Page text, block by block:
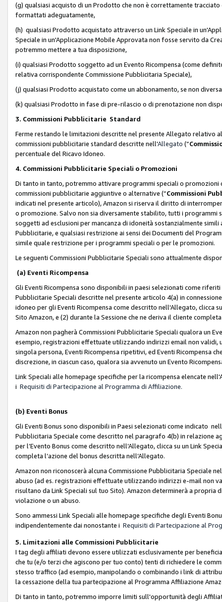
(g) qualsiasi acquisto di un Prodotto che non è correttamente
formattati adeguatamente,
(h) qualsiasi Prodotto acquistato attraverso un Link Speciale in
Speciale in un'Applicazione Mobile Approvata non fosse servito da
potremmo mettere a tua disposizione,
(i) qualsiasi Prodotto soggetto ad un Evento Ricompensa (come
relativa corrispondente Commissione Pubblicitaria Speciale),
(j) qualsiasi Prodotto acquistato come un abbonamento, se non
(k) qualsiasi Prodotto in fase di pre-rilascio o di prenotazione non
3. Commissioni Pubblicitarie Standard
Ferme restando le limitazioni descritte nel presente Allegato relativo
commissioni pubblicitarie standard descritte nell'Allegato (“
percentuale del Ricavo Idoneo.
4. Commissioni Pubblicitarie Speciali o Promozioni
Di tanto in tanto, potremmo attivare programmi speciali o
commissioni pubblicitarie aggiuntive o alternative (“Commissioni
indicati nel presente articolo), Amazon si riserva il diritto di
o promozione. Salvo non sia diversamente stabilito, tutti i
soggetti ad esclusioni per mancanza di idoneità sostanzialmente
Pubblicitarie, e qualsiasi restrizione ai sensi dei Documenti del
simile quale restrizione per i programmi speciali o per le promozioni.
Le seguenti Commissioni Pubblicitarie Speciali sono attualmente
(a) Eventi Ricompensa
Gli Eventi Ricompensa sono disponibili in paesi selezionati come
Pubblicitarie Speciali descritte nel presente articolo 4(a) in
idoneo per gli Eventi Ricompensa come descritto nell'Allegato, clicca
Sito Amazon, e (2) durante la Sessione che ne deriva il cliente
Amazon non pagherà Commissioni Pubblicitarie Speciali qualora un
esempio, registrazioni effettuate utilizzando indirizzi email non
singola persona, Eventi Ricompensa ripetitivi, ed Eventi Ricompensa
discrezione, in ciascun caso, qualora sia avvenuto un Evento
Link Speciali alle homepage specifiche per la ricompensa elencate
i Requisiti di Partecipazione al Programma di Affiliazione.
(b) Eventi Bonus
Gli Eventi Bonus sono disponibili in Paesi selezionati come indicato
Pubblicitaria Speciale come descritto nel paragrafo 4(b) in relazione
per l’Evento Bonus come descritto nell’Allegato, clicca su un Link
completa l’azione del bonus descritta nell’Allegato.
Amazon non riconoscerà alcuna Commissione Pubblicitaria Speciale
abuso (ad es. registrazioni effettuate utilizzando indirizzi e-mail non
risultano da Link Speciali sul tuo Sito). Amazon determinerà a propria
violazione o un abuso.
Sono ammessi Link Speciali alle homepage specifiche degli Eventi
indipendentemente dai nonostante i Requisiti di Partecipazione al
5. Limitazioni alle Commissioni Pubblicitarie
I tag degli affiliati devono essere utilizzati esclusivamente per
che tu (e/o terzi che agiscono per tuo conto) tenti di richiedere le
stesso traffico (ad esempio, manipolando o combinando i link di
la cessazione della tua partecipazione al Programma Affiliazione
Di tanto in tanto, potremmo imporre limiti sull'opportunità degli